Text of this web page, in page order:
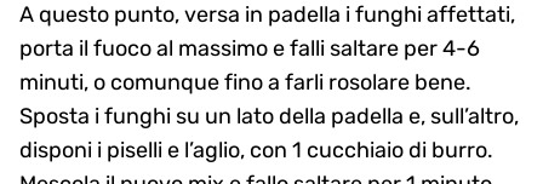
A questo punto, versa in padella i funghi affettati,
porta il fuoco al massimo e falli saltare per 4-6
minuti, o comunque fino a farli rosolare bene.
Sposta i funghi su un lato della padella e, sull’altro,
disponi i piselli e l’aglio, con 1 cucchiaio di burro.